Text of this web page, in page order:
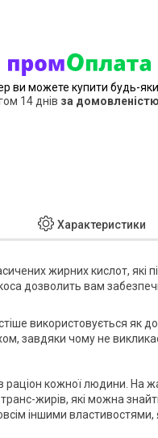
ви можете купити будь-
14 днів за домовленістю
Характеристики
жирних кислот, які
дозволить вам
використовується як
завдяки чому не
раціон кожної людини. На
жирів, які можна
іншими